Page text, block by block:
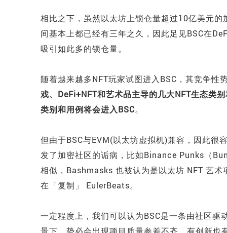
相比之下，虽然以太坊上锁仓量超过10亿美元
间基本上都已经有三年之久，因此足见BSC在
吸引如此多的锁仓量。
随着越来越多NFT玩家试图进入BSC，其竞争性
戏、DeFi+NFT和艺术品主导的几大NFT生态类
类别和用例将会进入BSC。
但由于BSC与EVM(以太坊虚拟机)兼容，因此很
发了加密社区的诟病，比如Binance Punks（
相似，Bashmasks 也被认为是以太坊 NFT 艺
在「复制」 EulerBeats。
一定程度上，我们可以认为BSC是一条由社区